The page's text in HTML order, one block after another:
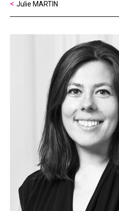
Julie MARTIN